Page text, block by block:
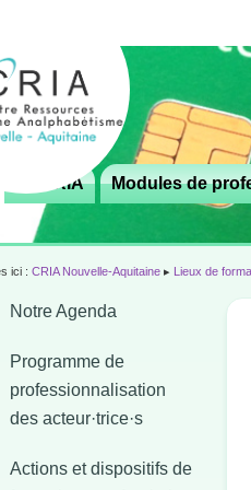
Le CRIA Modules de
ici : CRIA Nouvelle-Aquitaine ▸ Lieux de
Notre Agenda
Programme de
professionnalisation
des acteur·trice·s
Actions et dispositifs de